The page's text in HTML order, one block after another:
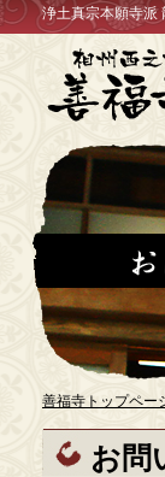
浄土真宗本願寺派
善福寺トップペー
お問